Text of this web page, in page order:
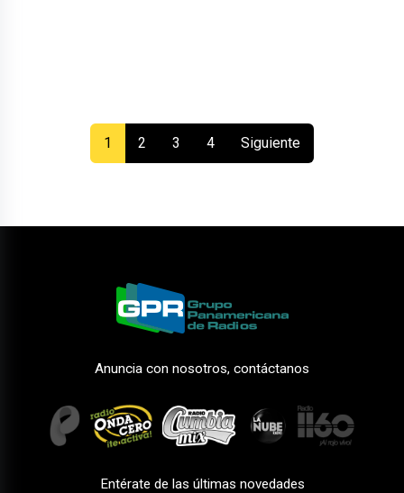
1 (current)
2 3 4 Siguiente
Anuncia con nosotros, contáctanos
Entérate de las últimas novedades